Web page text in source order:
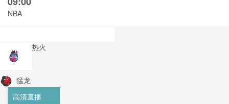
NBA
热火
猛龙
高清直播